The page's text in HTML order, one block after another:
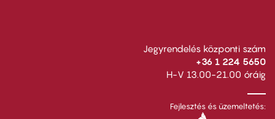
Jegyrendelés központi szám
+36 1 224 5650
H-V 13.00-21.00 óráig
Fejlesztés és üzemeltetés: